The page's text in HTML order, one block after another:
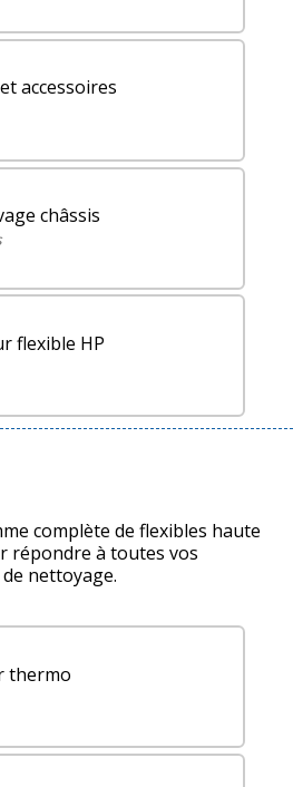
accessoires
châssis
flexible HP
complète de flexibles haute
répondre à toutes vos
nettoyage.
thermo